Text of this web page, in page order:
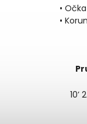
•
•
10’